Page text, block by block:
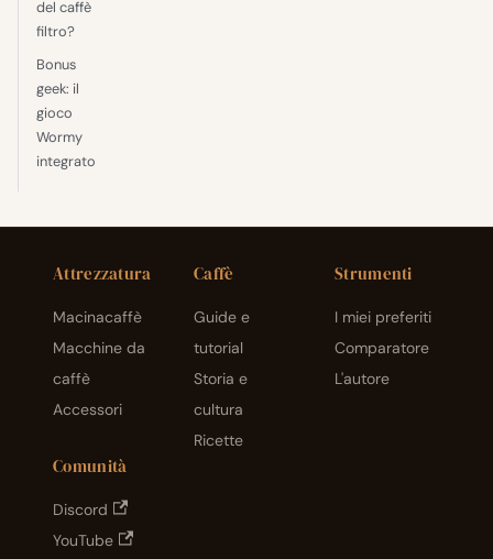
del caffè
filtro?
Bonus
geek: il
gioco
Wormy
integrato
Attrezzatura
Macinacaffè
Macchine da
caffè
Accessori
Caffè
Guide e
tutorial
Storia e
cultura
Ricette
Strumenti
I miei preferiti
Comparatore
L'autore
Comunità
Discord
YouTube